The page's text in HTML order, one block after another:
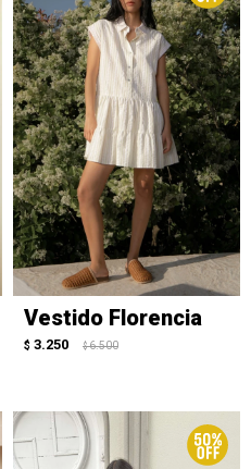
Vestido Florencia
$ 3.250 $ 6.500